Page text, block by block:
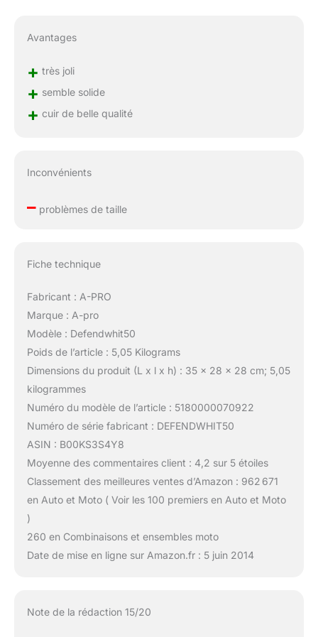
Avantages
+ très joli
+ semble solide
+ cuir de belle qualité
Inconvénients
–problèmes de taille
Fiche technique
Fabricant : A-PRO
Marque : A-pro
Modèle : Defendwhit50
Poids de l’article : 5,05 Kilograms
Dimensions du produit (L x l x h) : 35 x 28 x 28 cm; 5,05
kilogrammes
Numéro du modèle de l’article : 5180000070922
Numéro de série fabricant : DEFENDWHIT50
ASIN : B00KS3S4Y8
Moyenne des commentaires client : 4,2 sur 5 étoiles
Classement des meilleures ventes d’Amazon : 962 671
en Auto et Moto ( Voir les 100 premiers en Auto et Moto
)
260 en Combinaisons et ensembles moto
Date de mise en ligne sur Amazon.fr : 5 juin 2014
Note de la rédaction 15/20